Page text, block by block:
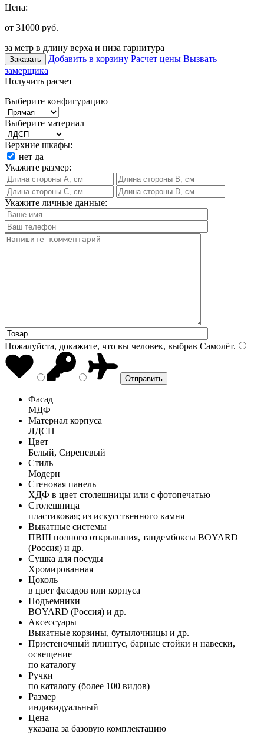
Цена:
от 31000 руб.
за метр в длину верха и низа гарнитура
Заказать Добавить в корзину Расчет цены Вызвать
замерщика
Получить расчет
Выберите конфигурацию
Выберите материал
Верхние шкафы:
нет да
Укажите размер:
Укажите личные данные:
Пожалуйста, докажите, что вы человек, выбрав Самолёт.
Фасад
МДФ
Материал корпуса
ЛДСП
Цвет
Белый, Сиреневый
Стиль
Модерн
Стеновая панель
ХДФ в цвет столешницы или с фотопечатью
Столешница
пластиковая; из искусственного камня
Выкатные системы
ПВШ полного открывания, тандембоксы BOYARD
(Россия) и др.
Сушка для посуды
Хромированная
Цоколь
в цвет фасадов или корпуса
Подъемники
BOYARD (Россия) и др.
Аксессуары
Выкатные корзины, бутылочницы и др.
Пристеночный плинтус, барные стойки и навески,
освещение
по каталогу
Ручки
по каталогу (более 100 видов)
Размер
индивидуальный
Цена
указана за базовую комплектацию